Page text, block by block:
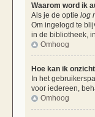
Waarom word ik
Als je de optie log
Om ingelogd te
in de bibliotheek,
Omhoog
Hoe kan ik
In het
voor iedereen,
Omhoog